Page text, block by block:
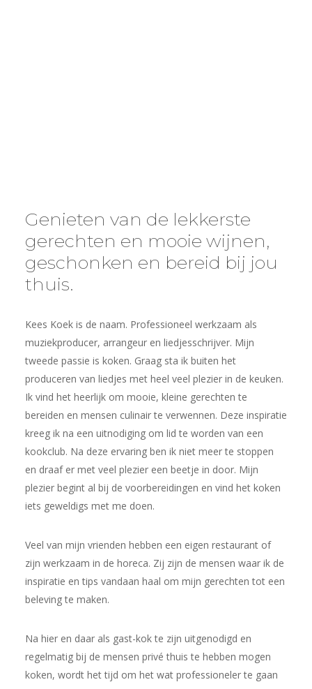
Genieten van de lekkerste
gerechten en mooie wijnen,
geschonken en bereid bij jou
thuis.
Kees Koek is de naam. Professioneel werkzaam als
muziekproducer, arrangeur en liedjesschrijver. Mijn
tweede passie is koken. Graag sta ik buiten het
produceren van liedjes met heel veel plezier in de keuken.
Ik vind het heerlijk om mooie, kleine gerechten te
bereiden en mensen culinair te verwennen. Deze inspiratie
kreeg ik na een uitnodiging om lid te worden van een
kookclub. Na deze ervaring ben ik niet meer te stoppen
en draaf er met veel plezier een beetje in door. Mijn
plezier begint al bij de voorbereidingen en vind het koken
iets geweldigs met me doen.
Veel van mijn vrienden hebben een eigen restaurant of
zijn werkzaam in de horeca. Zij zijn de mensen waar ik de
inspiratie en tips vandaan haal om mijn gerechten tot een
beleving te maken.
Na hier en daar als gast-kok te zijn uitgenodigd en
regelmatig bij de mensen privé thuis te hebben mogen
koken, wordt het tijd om het wat professioneler te gaan